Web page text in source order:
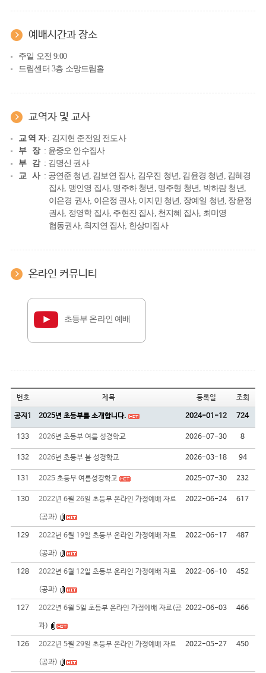
예배시간과 장소
주일 오전 9:00
드림센터 3층 소망드림홀
교역자 및 교사
교 역 자: 김지현 준전임 전도사
부 장 : 윤중오 안수집사
부 감 : 김명신 권사
교 사 : 공연준 청년, 김보연 집사, 김우진 청년, 김윤경 청년, 김혜경
집사, 맹인영 집사, 맹주하 청년, 맹주형 청년, 박하람 청년,
이은경 권사, 이은정 권사, 이지민 청년, 장예일 청년, 장윤정
권사, 정영학 집사, 주현진 집사, 천지혜 집사, 최미영
협동권사, 최지연 집사, 한상미집사
온라인 커뮤니티
초등부 온라인 예배
번호 제목 등록일 조회
공지1 2025년 초등부를 소개합니다. 2024-01-12 724
133 2026년 초등부 여름 성경학교 2026-07-30 8
132 2026년 초등부 봄 성경학교 2026-03-18 94
131 2025 초등부 여름성경학교 2025-07-30 232
130 2022년 6월 26일 초등부 온라인 가정예배 자료
(공과)
2022-06-24 617
129 2022년 6월 19일 초등부 온라인 가정예배 자료
(공과)
2022-06-17 487
128 2022년 6월 12일 초등부 온라인 가정예배 자료
(공과)
2022-06-10 452
127 2022년 6월 5일 초등부 온라인 가정예배 자료(공
과)
2022-06-03 466
126 2022년 5월 29일 초등부 온라인 가정예배 자료
(공과)
2022-05-27 450